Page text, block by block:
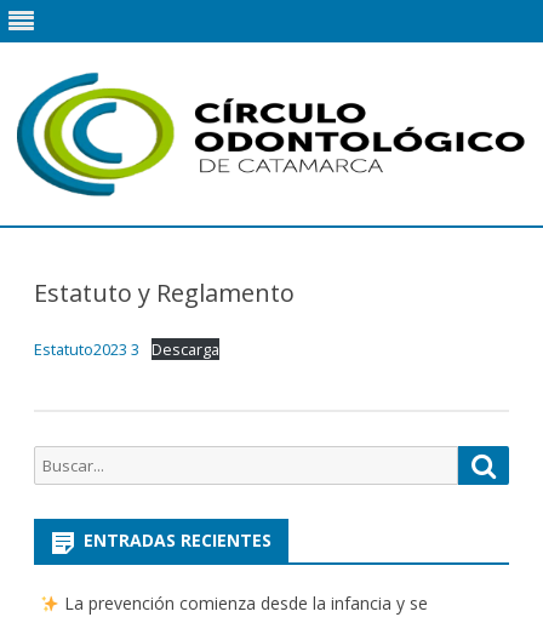
Estatuto y Reglamento
Estatuto2023 3 Descarga
Buscar
por:
ENTRADAS RECIENTES
La prevención comienza desde la infancia y se